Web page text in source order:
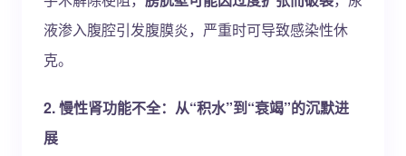
液渗入腹腔引发腹膜炎，严重时可导致感染性休
克。
2. 慢性肾功能不全：从“积水”到“衰竭”的沉默进
展